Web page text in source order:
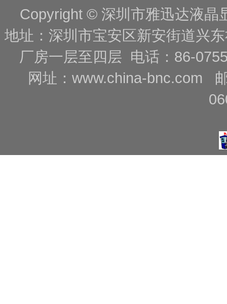
Copyright © 深圳市雅迅达液
地址：深圳市宝安区新安街道兴
厂房一层至四层 电话：86-
网址： www.china-bnc.com